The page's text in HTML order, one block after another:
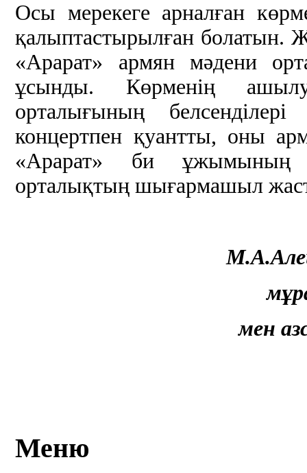
Осы мерекеге арналған
қалыптастырылған болатын.
«Арарат» армян мәдени
ұсынды. Көрменің
орталығының
концертпен қуантты, оны
«Арарат» би ұжымының
орталықтың шығармашыл
мен
Меню